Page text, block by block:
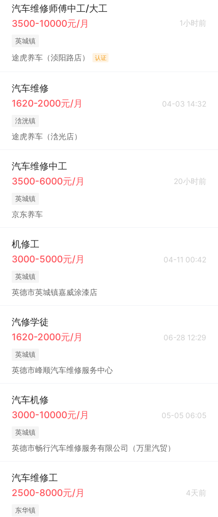
汽车维修师傅中工/大工
3500-10000元/月
1小时前
英城镇
途虎养车（浈阳路店） 认证
汽车维修
1620-2000元/月
04-03 14:32
浛洸镇
途虎养车（浛光店）
汽车维修中工
3500-6000元/月
20小时前
英城镇
京东养车
机修工
3000-5000元/月
04-11 00:42
英城镇
英德市英城镇嘉威涂漆店
汽修学徒
1620-2000元/月
06-28 12:29
英城镇
英德市峰顺汽车维修服务中心
汽车机修
3000-10000元/月
05-05 06:05
英城镇
英德市畅行汽车维修服务有限公司（万里汽贸）
汽车维修工
2500-8000元/月
4天前
东华镇